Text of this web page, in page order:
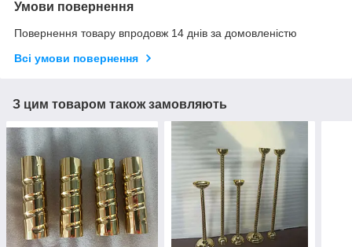
Умови повернення
Повернення товару впродовж 14 днів за домовленістю
Всі умови повернення
З цим товаром також замовляють